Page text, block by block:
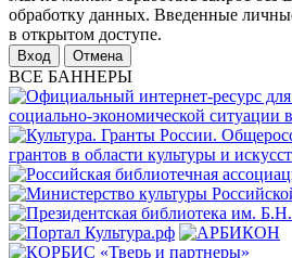
обработку данных. Введенные
в открытом доступе.
Отмена
ВСЕ БАННЕРЫ